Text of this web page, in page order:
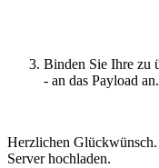
Binden Sie Ihre zu
- an das Payload an.
Herzlichen
Server hochladen.